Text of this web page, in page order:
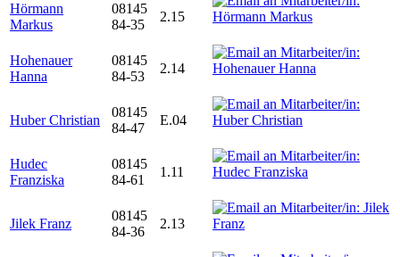
Hörmann
Markus
08145
84-35
2.15
Hohenauer
Hanna
08145
84-53
2.14
Huber Christian
08145
84-47
E.04
Hudec
Franziska
08145
84-61
1.11
Jilek Franz
08145
84-36
2.13